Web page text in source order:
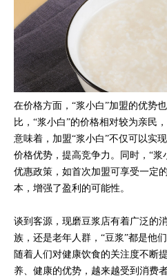
在价格方面，“浆小白”加盟的优势
比，“浆小白”的价格相对较为亲民
意味着，加盟“浆小白”不仅可以实
价格优势，提高竞争力。同时，“
优惠政策，如首次加盟可享受一定
本，增强了盈利的可能性。
谈到客源，现磨豆浆店有着广泛的
族，还是老年人群，“豆浆”都是他
随着人们对健康饮食的关注度不断
养、健康的优势，越来越受到消费